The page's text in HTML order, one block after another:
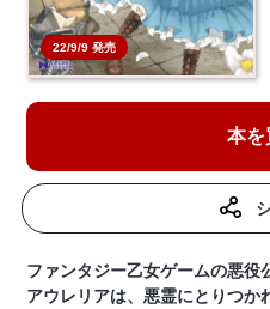
22/9/9 発売
本を
ファンタジー乙女ゲームの悪役
アウレリアは、悪霊にとりつか